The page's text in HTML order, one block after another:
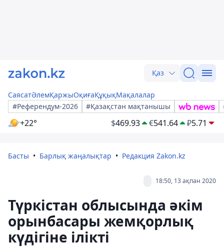
Қаз
СаясатӘлемҚаржыОқиғаҚұқықМақалалар
#Референдум-2026
#Қазақстан мақтанышы
+22° $469.93 €541.64 ₽5.71
Басты Барлық жаңалықтар Редакция Zakon.kz
18:50, 13 ақпан 2020
Түркістан облысында әкім
орынбасары жемқорлық
күдігіне ілікті